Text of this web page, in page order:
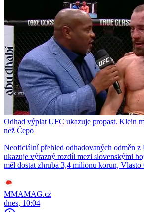
Odhad výplat UFC ukazuje propast. Klein
než Čepo
Neoficiální přehled odhadovaných odměn z
ukazuje výrazný rozdíl mezi slovenskými
měl dostat zhruba 3,4 milionu korun, Vlasto
MMAMAG.cz
dnes, 10:04